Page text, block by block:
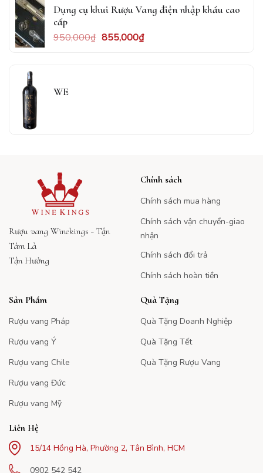
Dụng cụ khui Rượu Vang điện nhập khẩu cao
cấp
950,000₫ 855,000₫
WE
Rượu vang Winekings - Tận
Tâm Là
Tận Hưởng
Chính sách
Chính sách mua hàng
Chính sách vận chuyển-giao
nhận
Chính sách đổi trả
Chính sách hoàn tiền
Sản Phẩm
Rượu vang Pháp
Rượu vang Ý
Rượu vang Chile
Rượu vang Đức
Rượu vang Mỹ
Quà Tặng
Quà Tặng Doanh Nghiệp
Quà Tặng Tết
Quà Tặng Rượu Vang
Liên Hệ
15/14 Hồng Hà, Phường 2, Tân Bình, HCM
0902 542 542